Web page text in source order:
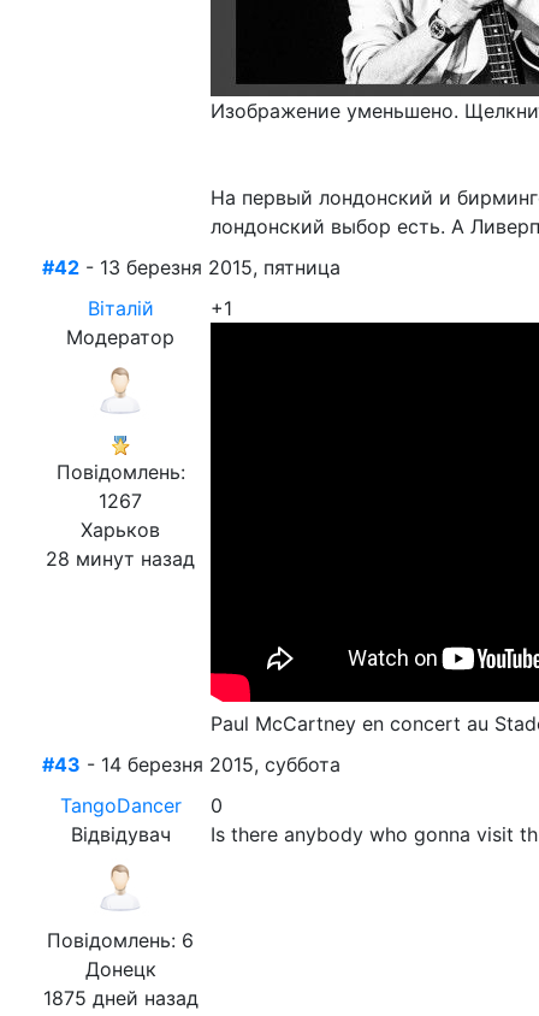
Изображение уменьшено.
На первый лондонский и
лондонский выбор есть. А
#42 - 13 березня 2015, пятница
Віталій
Модератор
Повідомлень:
1267
Харьков
28 минут назад
+1
Paul McCartney en concert au
#43 - 14 березня 2015, суббота
TangoDancer
Відвідувач
Повідомлень: 6
Донецк
1875 дней назад
0
Is there anybody who gonna visit